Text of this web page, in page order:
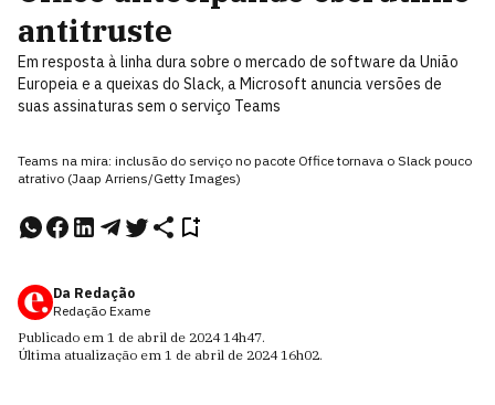
antitruste
Em resposta à linha dura sobre o mercado de software da União
Europeia e a queixas do Slack, a Microsoft anuncia versões de
suas assinaturas sem o serviço Teams
Teams na mira: inclusão do serviço no pacote Office tornava o Slack pouco
atrativo (Jaap Arriens/Getty Images)
Da Redação
Redação Exame
Publicado em 1 de abril de 2024 14h47.
Última atualização em 1 de abril de 2024 16h02.